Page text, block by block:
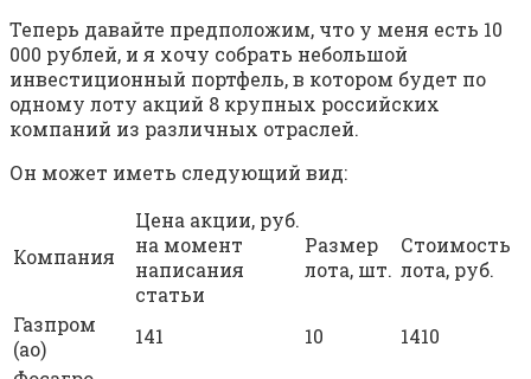
Теперь давайте предположим, что у меня есть 10
000 рублей, и я хочу собрать небольшой
инвестиционный портфель, в котором будет по
одному лоту акций 8 крупных российских
компаний из различных отраслей.
Он может иметь следующий вид:
Компания
Цена акции, руб.
на момент
написания
статьи
Размер
лота, шт.
Стоимость
лота, руб.
Газпром
(ао)
141 10
1410